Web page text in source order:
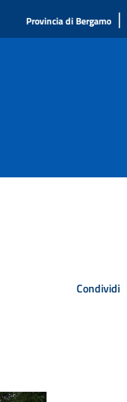
Provincia di Bergamo |
Condividi